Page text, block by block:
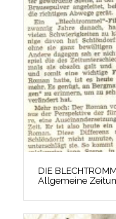
DIE
Allgemeine